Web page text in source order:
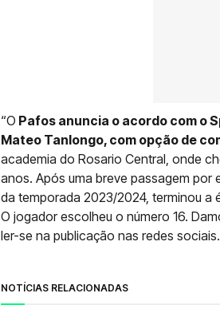
“O Pafos anuncia o acordo com o
Mateo Tanlongo, com opção de
academia do Rosario Central, onde
anos. Após uma breve passagem por
da temporada 2023/2024, terminou a
O jogador escolheu o número 16.
ler-se na publicação nas redes sociais.
NOTÍCIAS RELACIONADAS